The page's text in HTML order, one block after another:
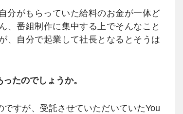
分がもらっていた給料のお金が一体ど
、番組制作に集中する上でそんなこと
、自分で起業して社長となるとそうは
たのでしょうか。
すが、受託させていただいていたYou